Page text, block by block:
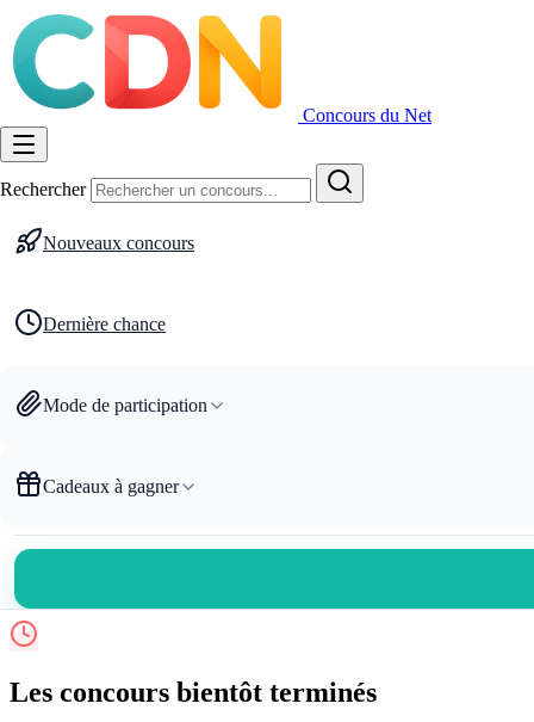
Concours du Net
Rechercher
Nouveaux concours
Dernière chance
Mode de participation
Cadeaux à gagner
Les concours bientôt terminés